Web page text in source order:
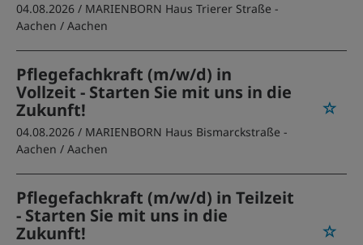
04.08.2026 / MARIENBORN Haus Trierer Straße -
Aachen / Aachen
Pflegefachkraft (m/w/d) in
Vollzeit - Starten Sie mit uns in die
Zukunft!
04.08.2026 / MARIENBORN Haus Bismarckstraße -
Aachen / Aachen
Pflegefachkraft (m/w/d) in Teilzeit
- Starten Sie mit uns in die
Zukunft!